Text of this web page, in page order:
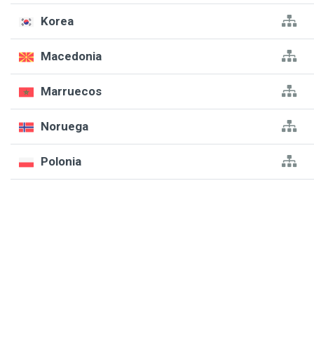
Korea
Macedonia
Marruecos
Noruega
Polonia